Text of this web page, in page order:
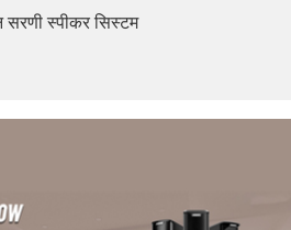
सरणी स्पीकर सिस्टम